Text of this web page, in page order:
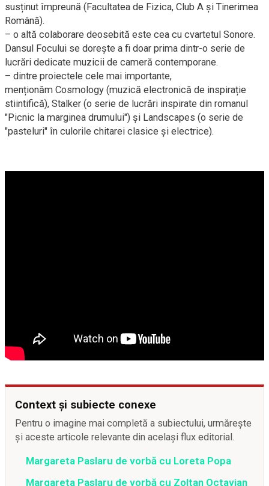
susținut împreună (Facultatea de Fizica, Club A și Tinerimea
Română).
– o altă colaborare deosebită este cea cu cvartetul Sonore.
Dansul Focului se dorește a fi doar prima dintr-o serie de
lucrări dedicate muzicii de cameră contemporane.
– dintre proiectele cele mai importante,
menționăm Cosmology (muzică electronică de inspirație
stiintifică), Stalker (o serie de lucrări inspirate din romanul
"Picnic la marginea drumului") și Landscapes (o serie de
"pasteluri" în culorile chitarei clasice și electrice).
Context și subiecte conexe
Pentru o imagine mai completă a subiectului, urmărește
și aceste articole relevante din același flux editorial.
Margareta Paslaru de vorbă cu Loreta Popa
Margareta Paslaru de vorbă cu Zoltan Octavian